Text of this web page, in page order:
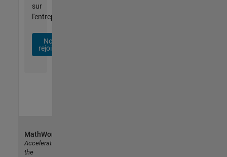
sur
l'entreprise.
Nous
rejoindre
MathWorks
Accelerating
the